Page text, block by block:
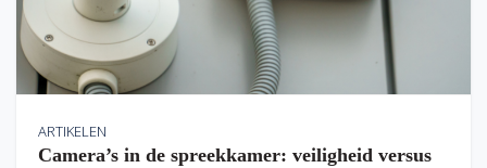
ARTIKELEN
Camera’s in de spreekkamer: veiligheid versus